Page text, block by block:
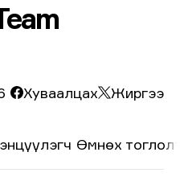
Хуваалцах Жиргээ
Өмнөх